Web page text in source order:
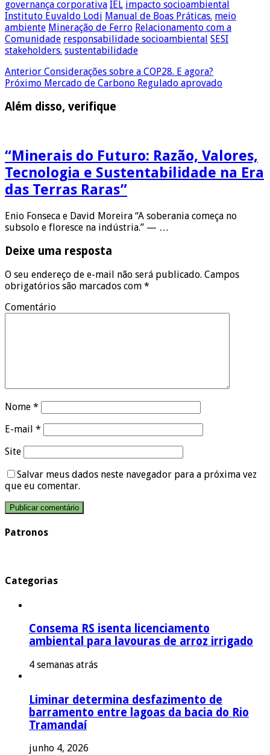
governança corporativa IEL impacto socioambiental
Instituto Euvaldo Lodi Manual de Boas Práticas. meio
ambiente Mineração de Ferro Relacionamento com a
Comunidade responsabilidade socioambiental SESI
stakeholders. sustentabilidade
Anterior Considerações sobre a COP28. E agora?
Próximo Mercado de Carbono Regulado aprovado
Além disso, verifique
“Minerais do Futuro: Razão, Valores,
Tecnologia e Sustentabilidade na Era
das Terras Raras”
Enio Fonseca e David Moreira “A soberania começa no
subsolo e floresce na indústria.” — …
Deixe uma resposta
O seu endereço de e-mail não será publicado. Campos
obrigatórios são marcados com *
Comentário
Nome *
E-mail *
Site
Salvar meus dados neste navegador para a próxima vez
que eu comentar.
Patronos
Categorias
Consema RS isenta licenciamento
ambiental para lavouras de arroz irrigado
4 semanas atrás
Liminar determina desfazimento de
barramento entre lagoas da bacia do Rio
Tramandaí
junho 4, 2026